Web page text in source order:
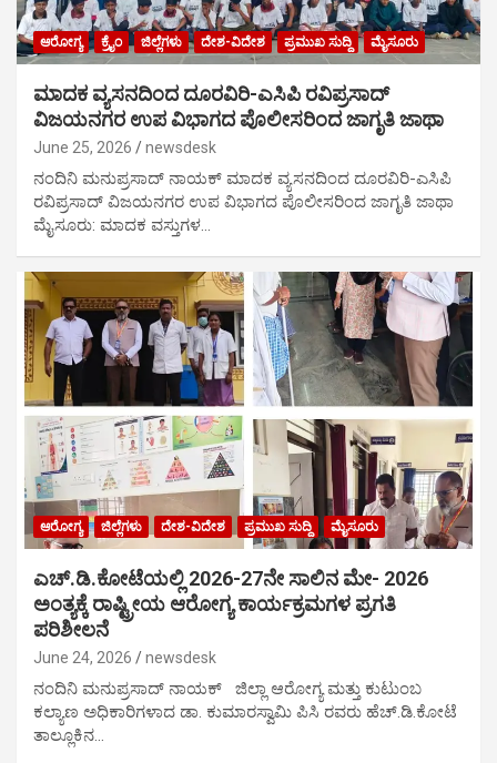
ಆರೋಗ್ಯ ಕ್ರೈಂ ಜಿಲ್ಲೆಗಳು ದೇಶ-ವಿದೇಶ ಪ್ರಮುಖ ಸುದ್ದಿ ಮೈಸೂರು
ಮಾದಕ ವ್ಯಸನದಿಂದ ದೂರವಿರಿ-ಎಸಿಪಿ ರವಿಪ್ರಸಾದ್
ವಿಜಯನಗರ ಉಪ ವಿಭಾಗದ ಪೊಲೀಸರಿಂದ ಜಾಗೃತಿ ಜಾಥಾ
June 25, 2026 newsdesk
ನಂದಿನಿ ಮನುಪ್ರಸಾದ್ ನಾಯಕ್ ಮಾದಕ ವ್ಯಸನದಿಂದ ದೂರವಿರಿ-ಎಸಿಪಿ
ರವಿಪ್ರಸಾದ್ ವಿಜಯನಗರ ಉಪ ವಿಭಾಗದ ಪೊಲೀಸರಿಂದ ಜಾಗೃತಿ ಜಾಥಾ
ಮೈಸೂರು: ಮಾದಕ ವಸ್ತುಗಳ…
ಆರೋಗ್ಯ ಜಿಲ್ಲೆಗಳು ದೇಶ-ವಿದೇಶ ಪ್ರಮುಖ ಸುದ್ದಿ ಮೈಸೂರು
ಎಚ್.ಡಿ.ಕೋಟೆಯಲ್ಲಿ 2026-27ನೇ ಸಾಲಿನ ಮೇ- 2026
ಅಂತ್ಯಕ್ಕೆ ರಾಷ್ಟ್ರೀಯ ಆರೋಗ್ಯ ಕಾರ್ಯಕ್ರಮಗಳ ಪ್ರಗತಿ
ಪರಿಶೀಲನೆ
June 24, 2026 newsdesk
ನಂದಿನಿ ಮನುಪ್ರಸಾದ್ ನಾಯಕ್ ಜಿಲ್ಲಾ ಆರೋಗ್ಯ ಮತ್ತು ಕುಟುಂಬ
ಕಲ್ಯಾಣ ಅಧಿಕಾರಿಗಳಾದ ಡಾ. ಕುಮಾರಸ್ವಾಮಿ ಪಿಸಿ ರವರು ಹೆಚ್.ಡಿ.ಕೋಟೆ
ತಾಲ್ಲೂಕಿನ…